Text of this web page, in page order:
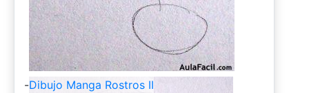
-Dibujo Manga Rostros II